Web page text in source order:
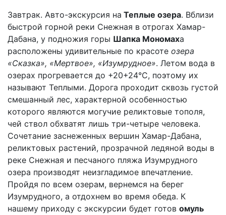
Завтрак. Авто-экскурсия на Теплые озера. Вблизи
быстрой горной реки Снежная в отрогах Хамар-
Дабана, у подножия горы Шапка Мономаха
расположены удивительные по красоте озера
«Сказка», «Мертвое», «Изумрудное». Летом вода в
озерах прогревается до +20+24°С, поэтому их
называют Теплыми. Дорога проходит сквозь густой
смешанный лес, характерной особенностью
которого являются могучие реликтовые тополя,
чей ствол обхватят лишь три-четыре человека.
Сочетание заснеженных вершин Хамар-Дабана,
реликтовых растений, прозрачной ледяной воды в
реке Снежная и песчаного пляжа Изумрудного
озера производят неизгладимое впечатление.
Пройдя по всем озерам, вернемся на берег
Изумрудного, а отдохнем во время обеда. К
нашему приходу с экскурсии будет готов омуль